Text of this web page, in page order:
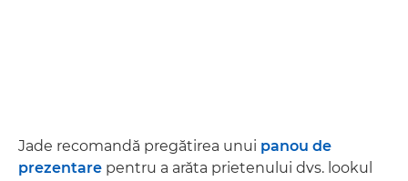
Jade recomandă pregătirea unui panou de
prezentare pentru a arăta prietenului dvs. lookul